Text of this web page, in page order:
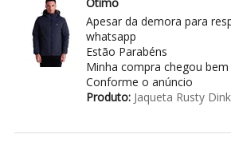
Apesar da demora para
whatsapp
Estão Parabéns
Minha compra chegou
Conforme o anúncio
Produto:Jaqueta Rusty